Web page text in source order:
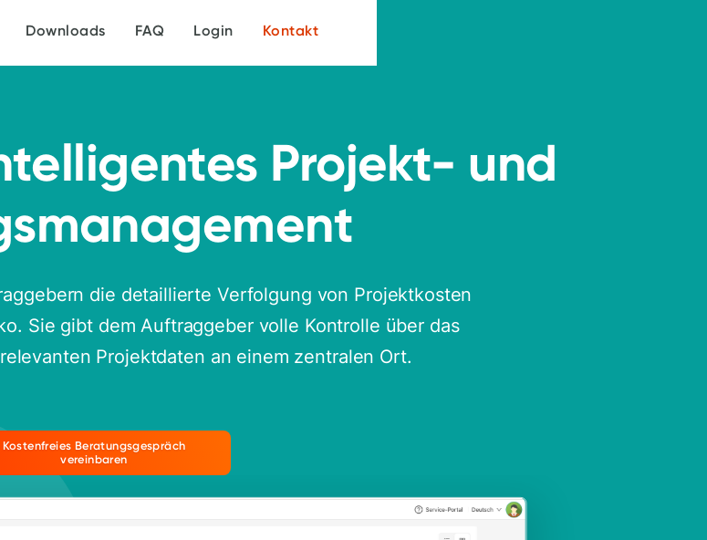
Downloads FAQ Login Kontakt
Projekt- und
die detaillierte Verfolgung von Projektkosten
Sie gibt dem Auftraggeber volle Kontrolle über das
Projektdaten an einem zentralen Ort.
Kostenfreies Beratungsgespräch
vereinbaren